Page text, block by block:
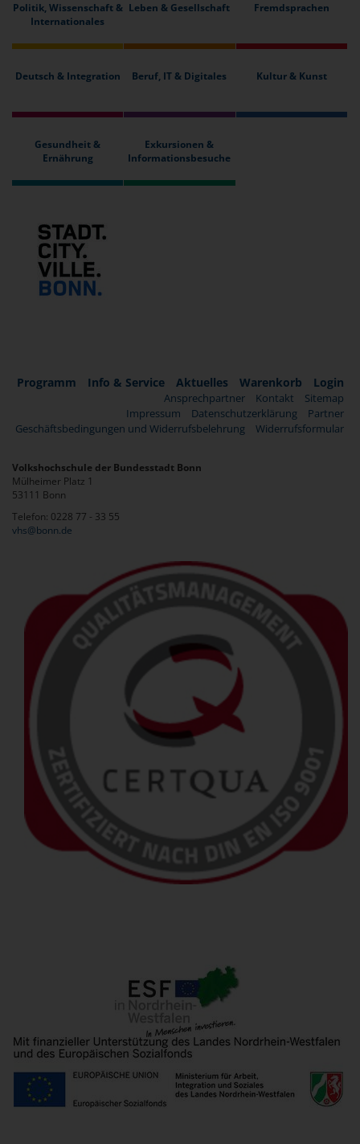
Politik, Wissenschaft &
Internationales
Leben & Gesellschaft Fremdsprachen
Deutsch & Integration Beruf, IT & Digitales Kultur & Kunst
Gesundheit &
Ernährung
Exkursionen &
Informationsbesuche
Programm Info & Service Aktuelles Warenkorb Login
Ansprechpartner Kontakt
Sitemap
Impressum
Datenschutzerklärung
Partner
Geschäftsbedingungen und Widerrufsbelehrung
Widerrufsformular
Volkshochschule der Bundesstadt Bonn
Mülheimer Platz 1
53111 Bonn
Telefon: 0228 77 - 33 55
vhs@bonn.de